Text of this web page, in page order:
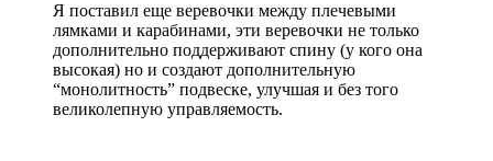
Я поставил еще веревочки между плечевыми
лямками и карабинами, эти веревочки не только
дополнительно поддерживают спину (у кого она
высокая) но и создают дополнительную
“монолитность” подвеске, улучшая и без того
великолепную управляемость.